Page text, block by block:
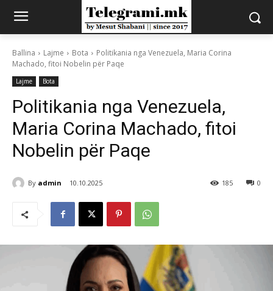
Ballina Lajme Bota
Politikania nga Venezuela, Maria Corina
Machado, fitoi Nobelin për Paqe
Lajme Bota
Politikania nga Venezuela,
Maria Corina Machado, fitoi
Nobelin për Paqe
By admin 10.10.2025 0
185